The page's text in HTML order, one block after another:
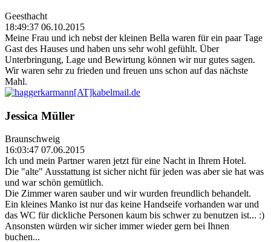
Geesthacht
18:49:37 06.10.2015
Meine Frau und ich nebst der kleinen Bella waren für ein paar Tage
Gast des Hauses und haben uns sehr wohl gefühlt. Über
Unterbringung, Lage und Bewirtung können wir nur gutes sagen.
Wir waren sehr zu frieden und freuen uns schon auf das nächste
Mahl.
Jessica Müller
Braunschweig
16:03:47 07.06.2015
Ich und mein Partner waren jetzt für eine Nacht in Ihrem Hotel.
Die "alte" Ausstattung ist sicher nicht für jeden was aber sie hat was
und war schön gemütlich.
Die Zimmer waren sauber und wir wurden freundlich behandelt.
Ein kleines Manko ist nur das keine Handseife vorhanden war und
das WC für dickliche Personen kaum bis schwer zu benutzen ist... :)
Ansonsten würden wir sicher immer wieder gern bei Ihnen
buchen...